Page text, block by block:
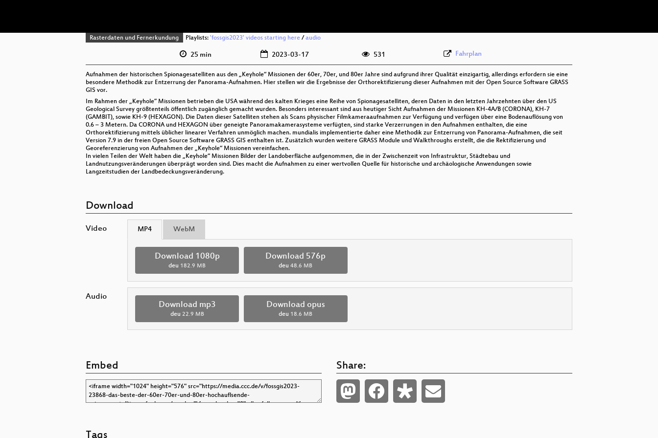
Rasterdaten und Fernerkundung Playlists: 'fossgis2023' videos starting here/ audio
25 min 2023-03-17 531 Fahrplan
Aufnahmen der historischen Spionagesatelliten aus den „Keyhole“ Missionen der 60er, 70er, und 80er Jahre sind aufgrund ihrer Qualität einzigartig, allerdings erfordern sie eine
besondere Methodik zur Entzerrung der Panorama-Aufnahmen. Hier stellen wir die Ergebnisse der Orthorektifizierung dieser Aufnahmen mit der Open Source Software GRASS
GIS vor.
Im Rahmen der „Keyhole” Missionen betrieben die USA während des kalten Krieges eine Reihe von Spionagesatelliten, deren Daten in den letzten Jahrzehnten über den US
Geological Survey größtenteils öffentlich zugänglich gemacht wurden. Besonders interessant sind aus heutiger Sicht Aufnahmen der Missionen KH-4A/B (CORONA), KH-7
(GAMBIT), sowie KH-9 (HEXAGON). Die Daten dieser Satelliten stehen als Scans physischer Filmkameraaufnahmen zur Verfügung und verfügen über eine Bodenauflösung von
0.6 – 3 Metern. Da CORONA und HEXAGON über geneigte Panoramakamerasysteme verfügten, sind starke Verzerrungen in den Aufnahmen enthalten, die eine
Orthorektifizierung mittels üblicher linearer Verfahren unmöglich machen. mundialis implementierte daher eine Methodik zur Entzerrung von Panorama-Aufnahmen, die seit
Version 7.9 in der freien Open Source Software GRASS GIS enthalten ist. Zusätzlich wurden weitere GRASS Module und Walkthroughs erstellt, die die Rektifizierung und
Georeferenzierung von Aufnahmen der „Keyhole“ Missionen vereinfachen.
In vielen Teilen der Welt haben die „Keyhole“ Missionen Bilder der Landoberfläche aufgenommen, die in der Zwischenzeit von Infrastruktur, Städtebau und
Landnutzungsveränderungen überprägt worden sind. Dies macht die Aufnahmen zu einer wertvollen Quelle für historische und archäologische Anwendungen sowie
Langzeitstudien der Landbedeckungsveränderung.
Download
Video MP4 WebM
Download 1080p
deu 182.9 MB
Download 576p
deu 48.6 MB
Audio
Download mp3
deu 22.9 MB
Download opus
deu 18.6 MB
Embed Share: